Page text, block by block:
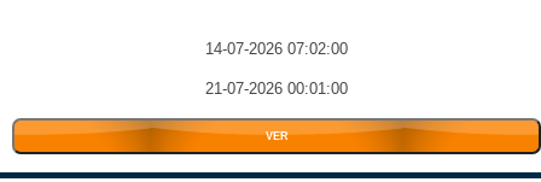
14-07-2026 07:02:00
21-07-2026 00:01:00
VER